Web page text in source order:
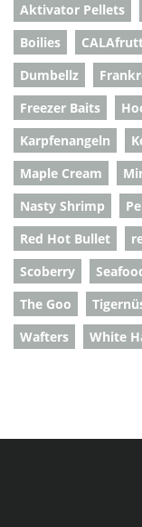
Aktivator Pellets
Boilies
Dumbellz
Freezer Baits
Karpfenangeln
Maple Cream
Nasty Shrimp
Red Hot Bullet
Scoberry
The Goo
Wafters
White